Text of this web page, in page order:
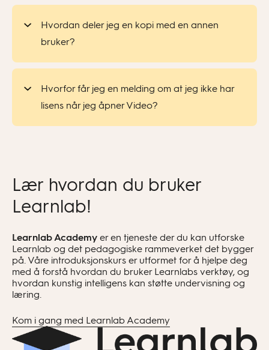
Ja! Du kan ta opp video og lyd direkte fra
datamaskinen eller nettbrettet ditt – helt uten
behov for ekstra programvare.
Hvordan deler jeg en kopi med en annen
bruker?
Når du deler en kopi, får mottakerne sin egen
versjon av videoen som de kan redigere og
jobbe videre med.
øverst til høyre på videoprosjektet du vil dele,
og velg “Del en kopi”. Da vises et felt der du kan
se kollegaer og elever tilknyttet din
arbeidsplass.
Hvorfor får jeg en melding om at jeg ikke har
lisens når jeg åpner Video?
Hvis du fortsatt får denne meldingen selv om
arbeidsplassen din har lisens, vennligst kontakt
support.
Oppgi brukernavn og
påloggingsmetode (Facebook, Google, Feide
osv.).
Lær hvordan du bruker
Learnlab!
Learnlab Academy er en tjeneste der du kan utforske
Learnlab og det pedagogiske rammeverket det bygger
på. Våre introduksjonskurs er utformet for å hjelpe deg
med å forstå hvordan du bruker Learnlabs verktøy, og
hvordan kunstig intelligens kan støtte undervisning og
læring.
Kom i gang med Learnlab Academy